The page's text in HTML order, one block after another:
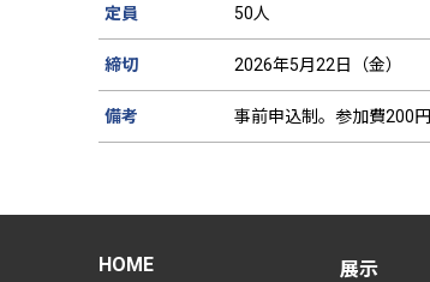
定員 50人
締切 2026年5月22日（金）
備考 事前申込制。参加費200
HOME
展示